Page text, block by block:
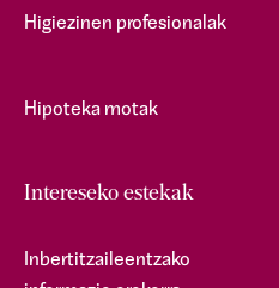
Higiezinen profesionalak
Hipoteka motak
Intereseko estekak
Inbertitzaileentzako